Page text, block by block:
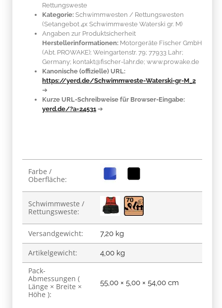
Rettungsweste
Kategorie: Schwimmwesten / Rettungswesten
(Setangebot 4x Schwimmweste Waterski gr. M)
Angaben zur Produktsicherheit
Herstellerinformationen: Motorgeräte Fischer GmbH
(Abt. PROWAKE); Weingartenstr. 79; 77933 Lahr;
Germany; kontakt@fischer-lahr.de; www.prowake.de
Kanonische (offizielle) URL:
https://yerd.de/Schwimmweste-Waterski-gr-M_2
➔
Kurze URL-Schreibweise für Browser-Eingabe:
yerd.de/?a=24531 ➔
Produkteigenschaft
Wert
Farbe /
Oberfläche:
Schwimmweste /
Rettungsweste:
Versandgewicht: 7,20 kg
Artikelgewicht: 4,00 kg
Pack-
Abmessungen (
Länge × Breite ×
Höhe ):
55,00 × 5,00 × 54,00 cm